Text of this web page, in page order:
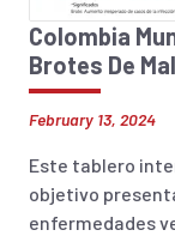
Colombia
Brotes De
February 13, 2024
Este tablero
objetivo
enfermedades